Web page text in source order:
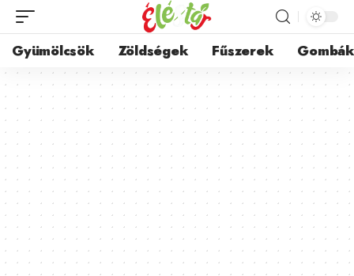
Gyümölcsök Zöldségek Fűszerek Gombák